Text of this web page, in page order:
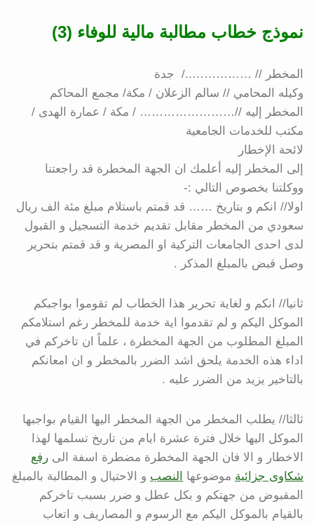
نموذج خطاب مطالبة مالية للوفاء (3)
المخطر // ……………../ جدة
وكيله المحامي // سالم الزعلان / مكة/ مجمع المحاكم
المخطر إليه //…………………… / مكة / عمارة الهدى /
مكتب للخدمات الجامعية
لائحة الإخطار
إلى المخطر إليه أعلمك ان الجهة المخطرة قد راجعتنا
ووكلتنا بخصوص التالي :-
اولا// انكم و بتاريخ …… قد قمتم باستلام مبلغ مئة الف ريال
سعودي من المخطر مقابل تقديم خدمة التسجيل و القبول
لدى احدى الجامعات التركية او المصرية و قد قمتم بتحرير
وصل قبض بالمبلغ المذكر .
ثانيا// انكم و لغاية تحرير هذا الخطاب لم تقوموا بواجبكم
الموكل اليكم و لم تقدموا اية خدمة للمخطر رغم استلامكم
المبلغ المطلوب من الجهة المخطرة ، علماً ان تاخركم في
اداء هذه الخدمة يلحق اشد الضرر بالمخطر و ان امعانكم
بالتاخير يزيد من الضرر عليه .
ثالثا// يطلب المخطر من الجهة المخطر اليها القيام بواجبها
الموكل اليها خلال فترة عشرة ايام من تاريخ تسلمها لهذا
الاخطار و الا فان الجهة المخطرة مضطرة اسفة الى رفع
شكاوى جزائية موضوعها النصب و الاحتيال و المطالبة بالمبلغ
المقبوض من جهتكم و بكل عطل و ضرر بسبب تاخركم
بالقيام بالموكل اليكم مع الرسوم و المصاريف و اتعاب